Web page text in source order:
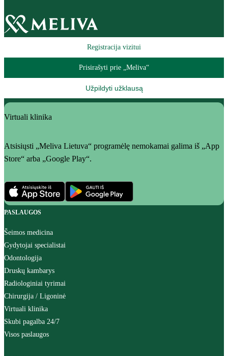
Registracija vizitui
Prisirašyti prie „Meliva“
Užpildyti užklausą
Virtuali klinika
Atsisiųsti „Meliva Lietuva“ programėlę nemokamai galima iš „App
Store“ arba „Google Play“.
PASLAUGOS
Šeimos medicina
Gydytojai specialistai
Odontologija
Druskų kambarys
Radiologiniai tyrimai
Chirurgija / Ligoninė
Virtuali klinika
Skubi pagalba 24/7
Visos paslaugos